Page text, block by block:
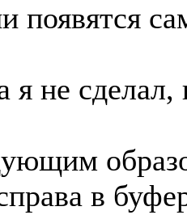
появятся
я не
в